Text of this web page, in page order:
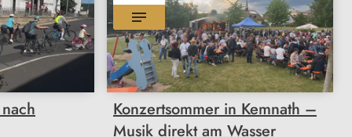
Konzertsommer in Kemnath –
Musik direkt am Wasser